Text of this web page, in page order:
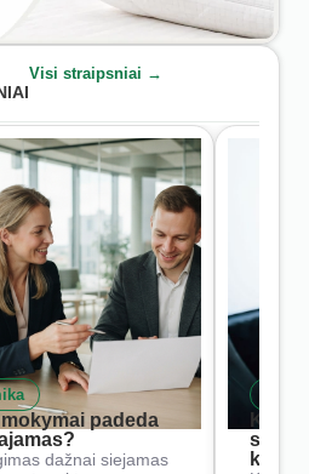
Visi straipsniai →
padeda
dažnai siejamas
Kaip